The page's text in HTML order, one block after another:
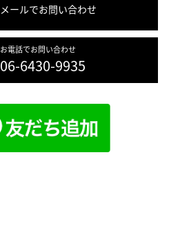
メールでお問い合わせ
お電話でお問い合わせ
06-6430-9935